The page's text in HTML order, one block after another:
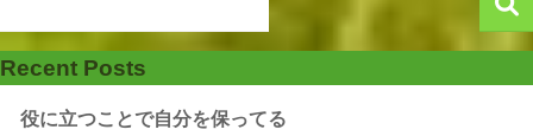
Recent Posts
役に立つことで自分を保ってる